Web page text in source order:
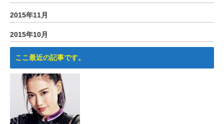
2015年11月
2015年10月
ここ最近の記事です。